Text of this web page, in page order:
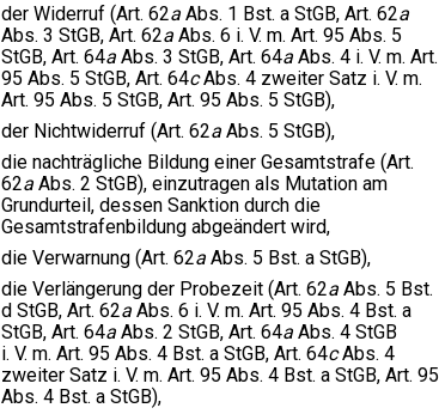
der Widerruf (Art. 62aAbs. 1 Bst. a StGB, Art. 62a
Abs. 3 StGB, Art. 62aAbs. 6 i. V. m. Art. 95 Abs. 5
StGB, Art. 64aAbs. 3 StGB, Art. 64aAbs. 4 i. V. m. Art.
95 Abs. 5 StGB, Art. 64cAbs. 4 zweiter Satz i. V. m.
Art. 95 Abs. 5 StGB, Art. 95 Abs. 5 StGB),
der Nichtwiderruf (Art. 62aAbs. 5 StGB),
die nachträgliche Bildung einer Gesamtstrafe (Art.
62aAbs. 2 StGB), einzutragen als Mutation am
Grundurteil, dessen Sanktion durch die
Gesamtstrafenbildung abgeändert wird,
die Verwarnung (Art. 62aAbs. 5 Bst. a StGB),
die Verlängerung der Probezeit (Art. 62aAbs. 5 Bst.
d StGB, Art. 62aAbs. 6 i. V. m. Art. 95 Abs. 4 Bst. a
StGB, Art. 64aAbs. 2 StGB, Art. 64aAbs. 4 StGB
i. V. m. Art. 95 Abs. 4 Bst. a StGB, Art. 64cAbs. 4
zweiter Satz i. V. m. Art. 95 Abs. 4 Bst. a StGB, Art. 95
Abs. 4 Bst. a StGB),